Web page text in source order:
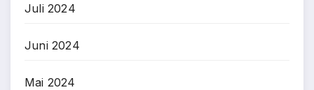
Juli 2024
Juni 2024
Mai 2024